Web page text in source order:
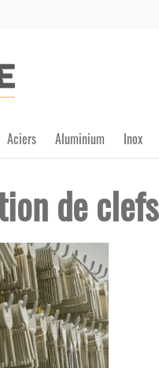
Aciers Aluminium Inox
de clefs